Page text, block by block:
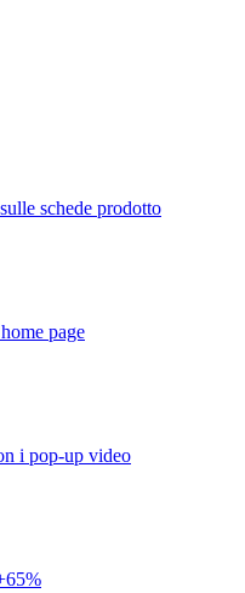
schede prodotto
page
i pop-up video